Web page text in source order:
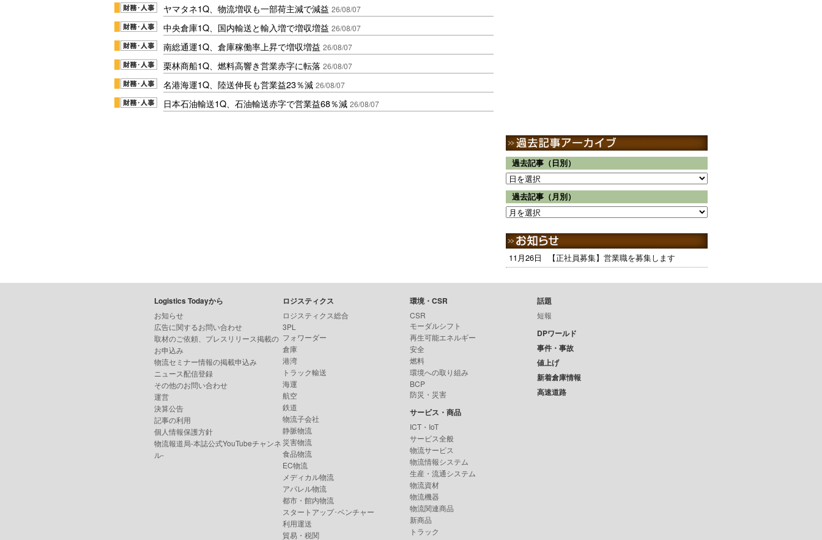
ヤマタネ1Q、物流増収も一部荷主減で減益 26/08/07
中央倉庫1Q、国内輸送と輸入増で増収増益 26/08/07
南総通運1Q、倉庫稼働率上昇で増収増益 26/08/07
栗林商船1Q、燃料高響き営業赤字に転落 26/08/07
名港海運1Q、陸送伸長も営業益23％減 26/08/07
日本石油輸送1Q、石油輸送赤字で営業益68％減 26/08/07
過去記事（日別）
過去記事（月別）
11月26日 【正社員募集】営業職を募集します
Logistics Todayから
お知らせ
広告に関するお問い合わせ
取材のご依頼、プレスリリース掲載の
お申込み
物流セミナー情報の掲載申込み
ニュース配信登録
その他のお問い合わせ
運営
決算公告
記事の利用
個人情報保護方針
物流報道局-本誌公式YouTubeチャンネ
ル-
ロジスティクス
ロジスティクス総合
3PL
フォワーダー
倉庫
港湾
トラック輸送
海運
航空
鉄道
物流子会社
静脈物流
災害物流
食品物流
EC物流
メディカル物流
アパレル物流
都市・館内物流
スタートアップ･ベンチャー
利用運送
貿易・税関
環境・CSR
CSR
モーダルシフト
再生可能エネルギー
安全
燃料
環境への取り組み
BCP
防災・災害
サービス・商品
ICT・IoT
サービス全般
物流サービス
物流情報システム
生産・流通システム
物流資材
物流機器
物流関連商品
新商品
トラック
話題
短報
DPワールド
事件・事故
値上げ
新着倉庫情報
高速道路